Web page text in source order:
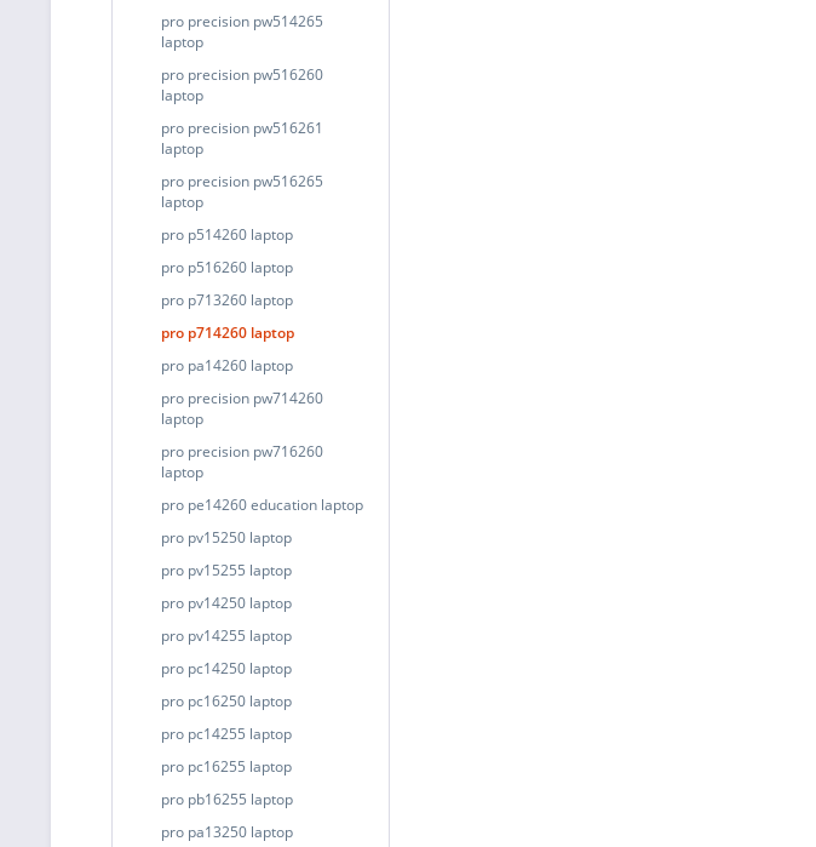
pro precision pw514265
laptop
pro precision pw516260
laptop
pro precision pw516261
laptop
pro precision pw516265
laptop
pro p514260 laptop
pro p516260 laptop
pro p713260 laptop
pro p714260 laptop
pro pa14260 laptop
pro precision pw714260
laptop
pro precision pw716260
laptop
pro pe14260 education laptop
pro pv15250 laptop
pro pv15255 laptop
pro pv14250 laptop
pro pv14255 laptop
pro pc14250 laptop
pro pc16250 laptop
pro pc14255 laptop
pro pc16255 laptop
pro pb16255 laptop
pro pa13250 laptop